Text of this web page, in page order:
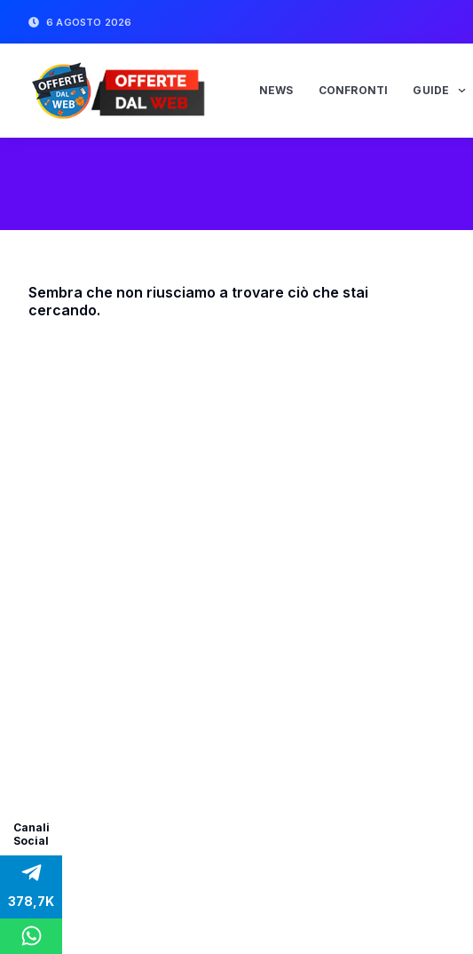
6 AGOSTO 2026
NEWS CONFRONTI GUIDE
Canali
Social
378,7K
Sembra che non riusciamo a trovare ciò che stai
cercando.